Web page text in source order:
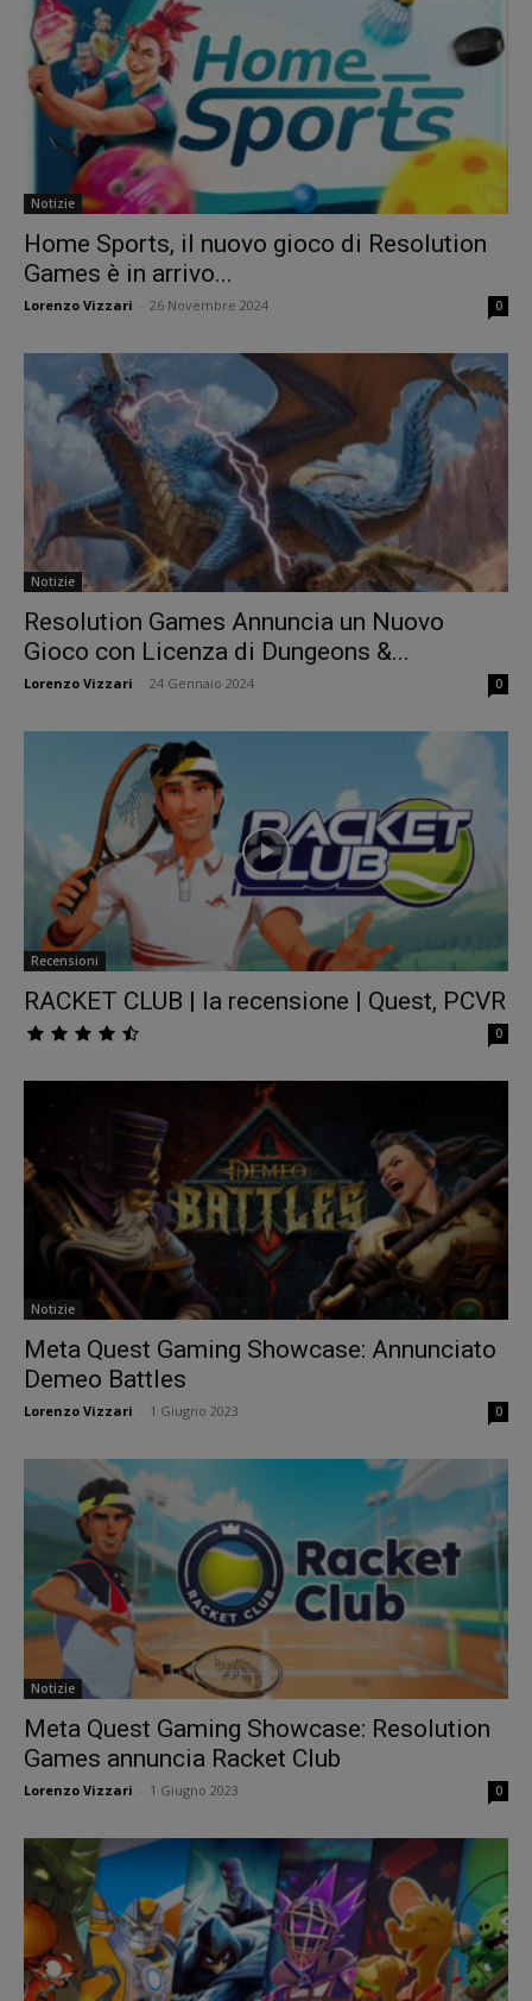
Notizie
Home Sports, il nuovo gioco di Resolution
Games è in arrivo...
Lorenzo Vizzari 26 Novembre 2024 0
Notizie
Resolution Games Annuncia un Nuovo
Gioco con Licenza di Dungeons &...
Lorenzo Vizzari 24 Gennaio 2024 0
Recensioni
RACKET CLUB | la recensione | Quest, PCVR
0
Notizie
Meta Quest Gaming Showcase: Annunciato
Demeo Battles
Lorenzo Vizzari 1 Giugno 2023 0
Notizie
Meta Quest Gaming Showcase: Resolution
Games annuncia Racket Club
Lorenzo Vizzari 1 Giugno 2023 0